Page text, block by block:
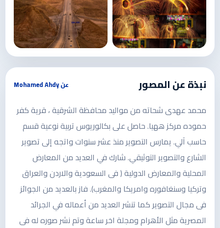
نبذة عن المصور عن Mohamed Ahdy
محمد عهدى شحاته من مواليد محافظة الشرقية ، قرية كفر
حموده مركز ههيا. حاصل على بكالوريوس تربية نوعية قسم
حاسب آلي. يمارس التصوير منذ عشر سنوات واتجه إلى تصوير
الشارع والتصوير التوثيقي. شارك في العديد من المعارض
المحلية والمعارض الدولية ( فى السعودية والاردن والعراق
وتركيا وسنغافوره وامريكا والمغرب). فاز بالعديد من الجوائز
فى مجال التصوير كما تنشر العديد من أعماله في الجرائد
المصرية مثل الأهرام ومجلة اخر ساعة وتم نشر صوره له فى